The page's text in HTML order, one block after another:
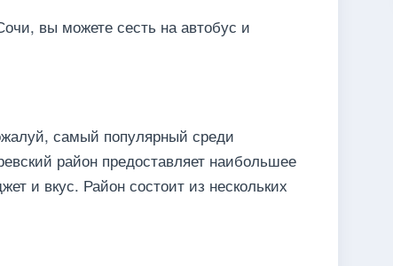
вы можете сесть на автобус и
самый популярный среди
район предоставляет наибольшее
и вкус. Район состоит из нескольких